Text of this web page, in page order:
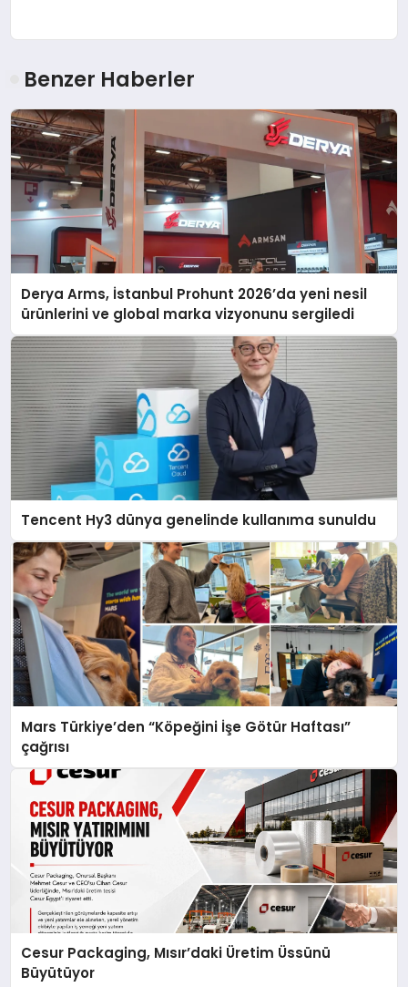
Benzer Haberler
Derya Arms, İstanbul Prohunt 2026’da yeni nesil
ürünlerini ve global marka vizyonunu sergiledi
Tencent Hy3 dünya genelinde kullanıma sunuldu
Mars Türkiye’den “Köpeğini İşe Götür Haftası”
çağrısı
Cesur Packaging, Mısır’daki Üretim Üssünü
Büyütüyor